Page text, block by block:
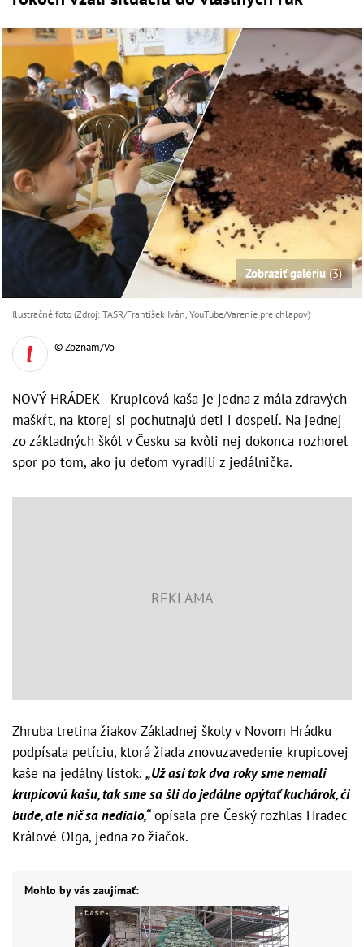
Zobraziť galériu (3)
Ilustračné foto (Zdroj: TASR/František Iván, YouTube/Varenie pre chlapov)
© Zoznam/Vo
NOVÝ HRÁDEK - Krupicová kaša je jedna z mála zdravých
maškŕt, na ktorej si pochutnajú deti i dospelí. Na jednej
zo základných škôl v Česku sa kvôli nej dokonca rozhorel
spor po tom, ako ju deťom vyradili z jedálnička.
Zhruba tretina žiakov Základnej školy v Novom Hrádku
podpísala petíciu, ktorá žiada znovuzavedenie krupicovej
kaše na jedálny lístok. „Už asi tak dva roky sme nemali
krupicovú kašu, tak sme sa šli do jedálne opýtať kuchárok, či
bude, ale nič sa nedialo,“opísala pre Český rozhlas Hradec
Králové Olga, jedna zo žiačok.
Mohlo by vás zaujímať: